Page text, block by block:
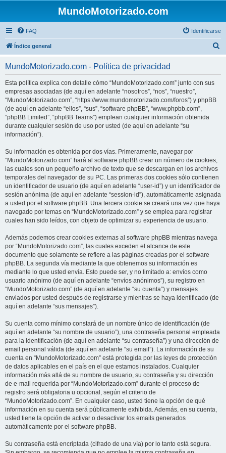
MundoMotorizado.com
FAQ Identificarse
Índice general
MundoMotorizado.com - Política de privacidad
Esta política explica con detalle cómo “MundoMotorizado.com” junto con sus
empresas asociadas (de aquí en adelante “nosotros”, “nos”, “nuestro”,
“MundoMotorizado.com”, “https://www.mundomotorizado.com/foros”) y phpBB
(de aquí en adelante “ellos”, “sus”, “software phpBB”, “www.phpbb.com”,
“phpBB Limited”, “phpBB Teams”) emplean cualquier información obtenida
durante cualquier sesión de uso por usted (de aquí en adelante “su
información”).
Su información es obtenida por dos vías. Primeramente, navegar por
“MundoMotorizado.com” hará al software phpBB crear un número de cookies,
las cuales son un pequeño archivo de texto que se descargan en los archivos
temporales del navegador de su PC. Las primeras dos cookies sólo contienen
un identificador de usuario (de aquí en adelante “user-id”) y un identificador de
sesión anónima (de aquí en adelante “session-id”), automáticamente asignada
a usted por el software phpBB. Una tercera cookie se creará una vez que haya
navegado por temas en “MundoMotorizado.com” y se emplea para registrar
cuales han sido leídos, con objeto de optimizar su experiencia de usuario.
Además podemos crear cookies externas al software phpBB mientras navega
por “MundoMotorizado.com”, las cuales exceden el alcance de este
documento que solamente se refiere a las páginas creadas por el software
phpBB. La segunda vía mediante la que obtenemos su información es
mediante lo que usted envía. Esto puede ser, y no limitado a: envíos como
usuario anónimo (de aquí en adelante “envíos anónimos”), su registro en
“MundoMotorizado.com” (de aquí en adelante “su cuenta”) y mensajes
enviados por usted después de registrarse y mientras se haya identificado (de
aquí en adelante “sus mensajes”).
Su cuenta como mínimo constará de un nombre único de identificación (de
aquí en adelante “su nombre de usuario”), una contraseña personal empleada
para la identificación (de aquí en adelante “su contraseña”) y una dirección de
email personal válida (de aquí en adelante “su email”). La información de su
cuenta en “MundoMotorizado.com” está protegida por las leyes de protección
de datos aplicables en el país en el que estamos instalados. Cualquier
información más allá de su nombre de usuario, su contraseña y su dirección
de e-mail requerida por “MundoMotorizado.com” durante el proceso de
registro será obligatoria u opcional, según el criterio de
“MundoMotorizado.com”. En cualquier caso, usted tiene la opción de qué
información en su cuenta será públicamente exhibida. Además, en su cuenta,
usted tiene la opción de activar o desactivar los emails generados
automáticamente por el software phpBB.
Su contraseña está encriptada (cifrado de una vía) por lo tanto está segura.